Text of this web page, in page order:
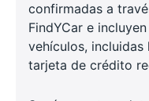
confirmadas a
FindYCar e
vehículos,
tarjeta de crédito